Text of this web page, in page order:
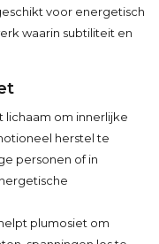
voor energetisch
waarin subtiliteit en
lichaam om innerlijke
herstel te
personen of in
plumosiet om